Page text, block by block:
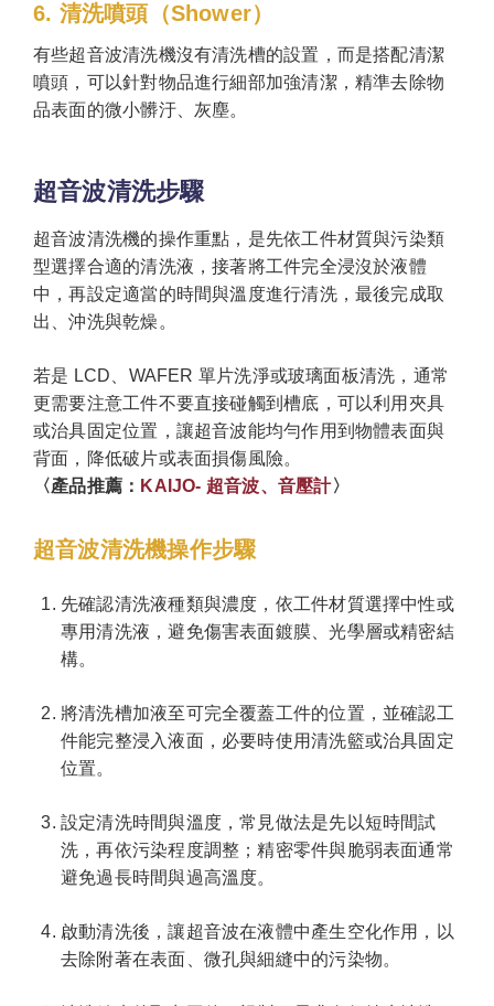
6. 清洗噴頭（Shower）
有些超音波清洗機沒有清洗槽的設置，而是搭配清潔
噴頭，可以針對物品進行細部加強清潔，精準去除物
品表面的微小髒汙、灰塵。
超音波清洗步驟
超音波清洗機的操作重點，是先依工件材質與污染類
型選擇合適的清洗液，接著將工件完全浸沒於液體
中，再設定適當的時間與溫度進行清洗，最後完成取
出、沖洗與乾燥。
若是 LCD、WAFER 單片洗淨或玻璃面板清洗，通常
更需要注意工件不要直接碰觸到槽底，可以利用夾具
或治具固定位置，讓超音波能均勻作用到物體表面與
背面，降低破片或表面損傷風險。
〈產品推薦： KAIJO- 超音波、音壓計〉
超音波清洗機操作步驟
先確認清洗液種類與濃度，依工件材質選擇中性或
專用清洗液，避免傷害表面鍍膜、光學層或精密結
構。
將清洗槽加液至可完全覆蓋工件的位置，並確認工
件能完整浸入液面，必要時使用清洗籃或治具固定
位置。
設定清洗時間與溫度，常見做法是先以短時間試
洗，再依污染程度調整；精密零件與脆弱表面通常
避免過長時間與過高溫度。
啟動清洗後，讓超音波在液體中產生空化作用，以
去除附著在表面、微孔與細縫中的污染物。